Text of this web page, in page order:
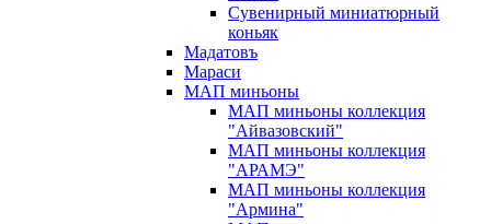
Сувенирный миниатюрный
коньяк
Мадатовъ
Мараси
МАП миньоны
МАП миньоны коллекция
"Айвазовский"
МАП миньоны коллекция
"АРАМЭ"
МАП миньоны коллекция
"Армина"